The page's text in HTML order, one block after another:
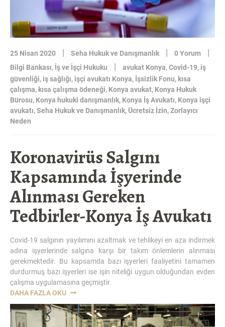
HUKUKU
VE
TAHLIYE
AVUKATI”
25 Nisan 2020
| Seha Hukuk ve Danışmanlık | 0 Yorum |
Bilgi Bankası, İş ve İşçi Hukuku | avukat Konya,Covid-19, iş
güvenliği, iş sağlığı, işçi avukatı Konya, İşsizlik Fonu, kısa
çalışma, kısa çalışma ödeneği, Konya avukat, Konya Hukuk
Bürosu, Konya hukuki danışmanlık, Konya İş Avukatı, Konya işçi
avukatı,Seha Hukuk ve Danışmanlık, Ücretsiz İzin,Zorlayıcı
Neden
Koronavirüs Salgını
Kapsamında İşyerinde
Alınması Gereken
Tedbirler-Konya İş Avukatı
Covid-19 salgının yayılımını azaltmak ve tehlikeyi en aza indirmek
adına işyerlerinde salgına karşı bir takım önlemlerin alınması
gerekmektedir. Bu kapsamda bazı işyerleri faaliyetini tamamen
durdurmuş bazı işyerleri ise işin niteliği uygun olduğundan evden
çalışma uygulamasına geçmiştir.
DAHA FAZLA OKU“KORONAVIRÜS
SALGINI
KAPSAMINDA
İŞYERINDE